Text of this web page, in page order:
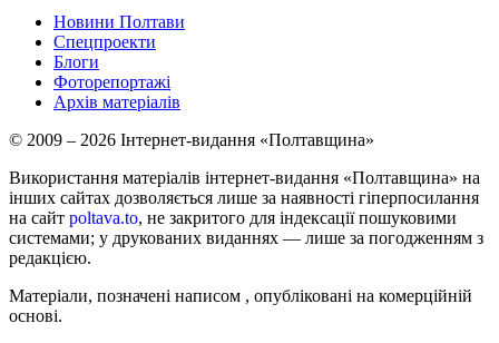
Новини Полтави
Спецпроекти
Блоги
Фоторепортажі
Архів матеріалів
© 2009 – 2026 Інтернет-видання «Полтавщина»
Використання матеріалів інтернет-видання «Полтавщина» на
інших сайтах дозволяється лише за наявності гіперпосилання
на сайт poltava.to, не закритого для індексації пошуковими
системами; у друкованих виданнях — лише за погодженням з
редакцією.
Матеріали, позначені написом , опубліковані на комерційній
основі.